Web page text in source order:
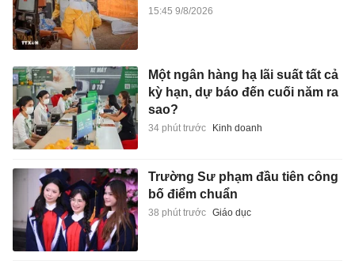
15:45 9/8/2026
Một ngân hàng hạ lãi suất tất cả
kỳ hạn, dự báo đến cuối năm ra
sao?
34 phút trước Kinh doanh
Trường Sư phạm đầu tiên công
bố điểm chuẩn
38 phút trước Giáo dục